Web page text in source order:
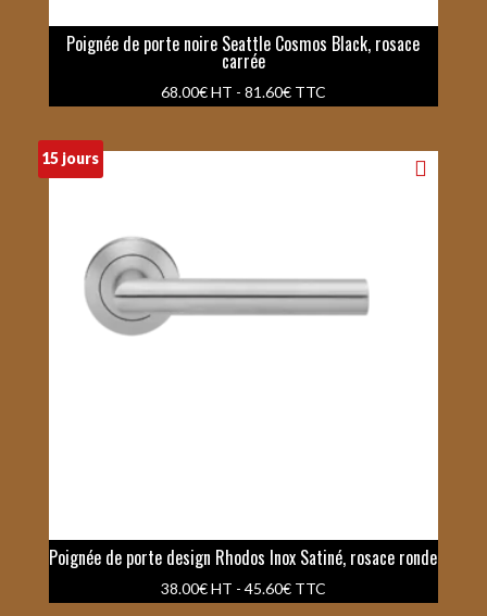
Poignée de porte noire Seattle Cosmos Black, rosace
carrée
68.00€HT - 81.60€TTC
15 jours
Poignée de porte design Rhodos Inox Satiné, rosace ronde
38.00€HT - 45.60€TTC